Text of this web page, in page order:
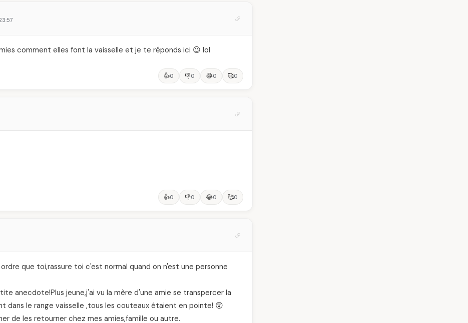
comment elles font la vaisselle et je te réponds ici 😉 lol
👍0 👎0 😂0 🥰0
👍0 👎0 😂0 🥰0
que toi,rassure toi c'est normal quand on n'est une personne
anecdote!Plus jeune,j'ai vu la mère d'une amie se transpercer la
dans le range vaisselle ,tous les couteaux étaient en pointe! 😲
de les retourner chez mes amies,famille ou autre.